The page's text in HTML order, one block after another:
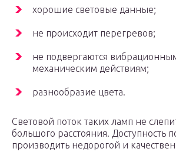
хорошие световые данные;
не происходит перегревов;
не подвергаются
механическим действиям;
разнообразие цвета.
Световой поток таких ламп не
большого расстояния. Доступность
производить недорогой и